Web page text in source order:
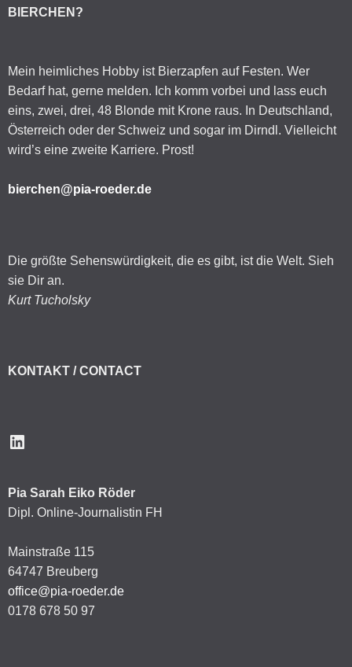
BIERCHEN?
Mein heimliches Hobby ist Bierzapfen auf Festen. Wer
Bedarf hat, gerne melden. Ich komm vorbei und lass euch
eins, zwei, drei, 48 Blonde mit Krone raus. In Deutschland,
Österreich oder der Schweiz und sogar im Dirndl. Vielleicht
wird’s eine zweite Karriere. Prost!
bierchen@pia-roeder.de
Die größte Sehenswürdigkeit, die es gibt, ist die Welt. Sieh
sie Dir an.
Kurt Tucholsky
KONTAKT / CONTACT
LinkedIn
Pia Sarah Eiko Röder
Dipl. Online-Journalistin FH
Mainstraße 115
64747 Breuberg
office@pia-roeder.de
0178 678 50 97